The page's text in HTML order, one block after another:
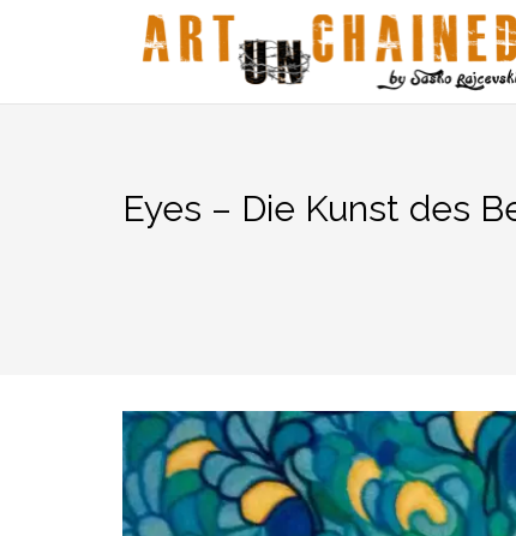
Eyes – Die Kunst des